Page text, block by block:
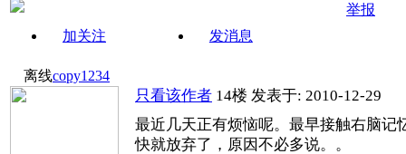
加关注 发消息
举报
离线copy1234
只看该作者 14楼 发表于: 2010-12-29
最近几天正有烦恼呢。最早接触右脑记
快就放弃了，原因不必多说。。